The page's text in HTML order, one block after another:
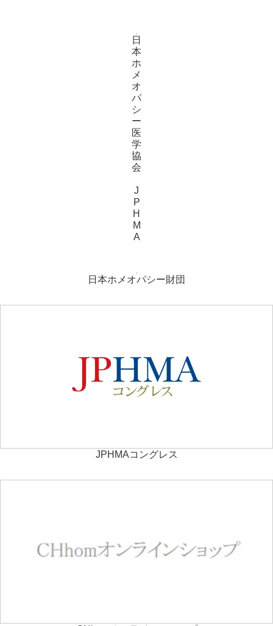
日
本
ホ
メ
オ
パ
シ
ー
医
学
協
会
J
P
H
M
A
日本ホメオパシー財団
JPHMAコングレス